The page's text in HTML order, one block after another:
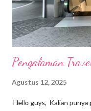
a
r
Pengalaman
Agustus 12, 2025
Hello guys, Kalian punya